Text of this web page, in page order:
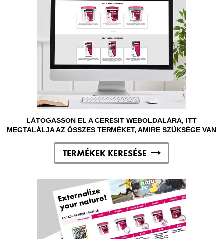
LÁTOGASSON EL A CERESIT WEBOLDALÁRA, ITT
MEGTALÁLJA AZ ÖSSZES TERMÉKET, AMIRE SZÜKSÉGE VAN
TERMÉKEK KERESÉSE